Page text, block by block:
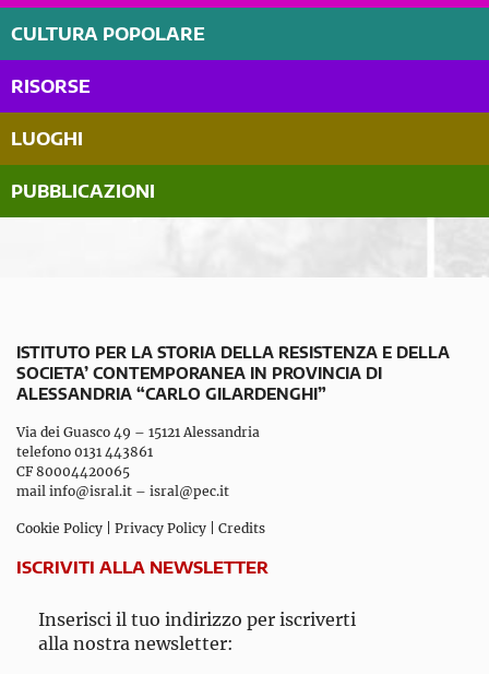
CULTURA POPOLARE
RISORSE
LUOGHI
PUBBLICAZIONI
ISTITUTO PER LA STORIA DELLA RESISTENZA E DELLA
SOCIETA’ CONTEMPORANEA IN PROVINCIA DI
ALESSANDRIA “CARLO GILARDENGHI”
Via dei Guasco 49 – 15121 Alessandria
telefono 0131 443861
CF 80004420065
mail info@isral.it – isral@pec.it
Cookie Policy Privacy Policy Credits
ISCRIVITI ALLA NEWSLETTER
Inserisci il tuo indirizzo per iscriverti
alla nostra newsletter: